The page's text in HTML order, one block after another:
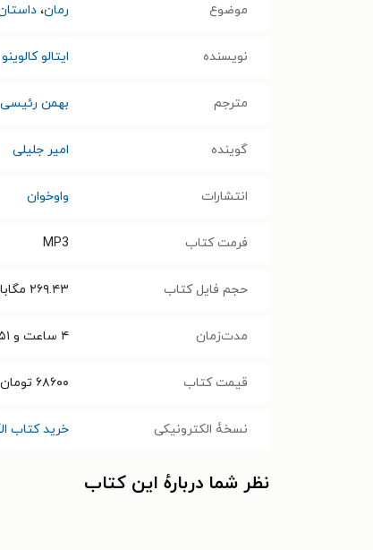
موضوع رمان،
نویسنده ایتالو کالوینو
مترجم بهمن رئیسی
گوینده امیر جلیلی
انتشارات واوخوان
فرمت کتاب MP3
حجم فایل کتاب ۲۶۹.۴۳
مدت‌زمان ۴ ساعت و ۵۱ دقیقه
قیمت کتاب ۶۸۶۰۰ تومان
نسخۀ الکترونیکی خرید کتاب
نظر شما دربارهٔ این کتاب